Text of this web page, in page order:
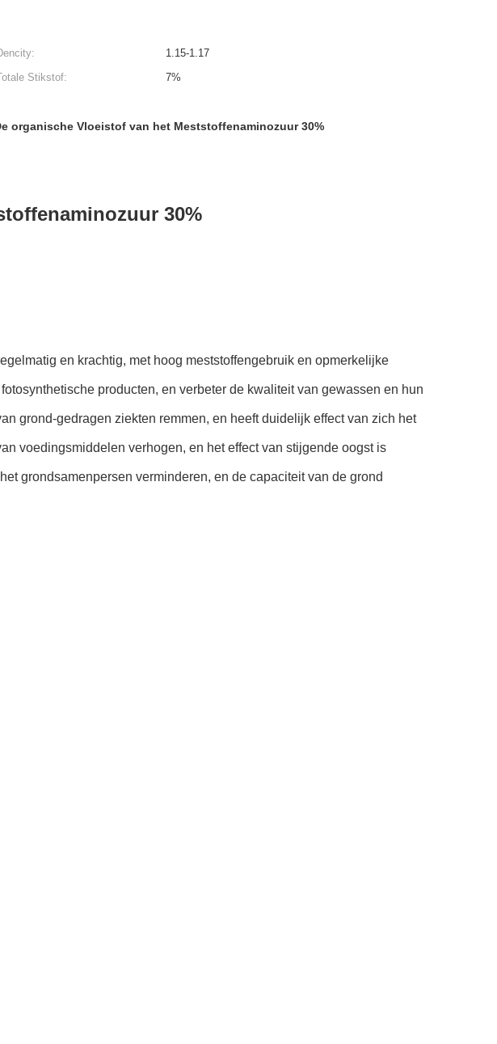
1.15-1.17
Stikstof:
7%
organische Vloeistof van het Meststoffenaminozuur 30%
30%
en krachtig, met hoog meststoffengebruik en opmerkelijke
producten, en verbeter de kwaliteit van gewassen en hun
grond-gedragen ziekten remmen, en heeft duidelijk effect van zich het
voedingsmiddelen verhogen, en het effect van stijgende oogst is
grondsamenpersen verminderen, en de capaciteit van de grond